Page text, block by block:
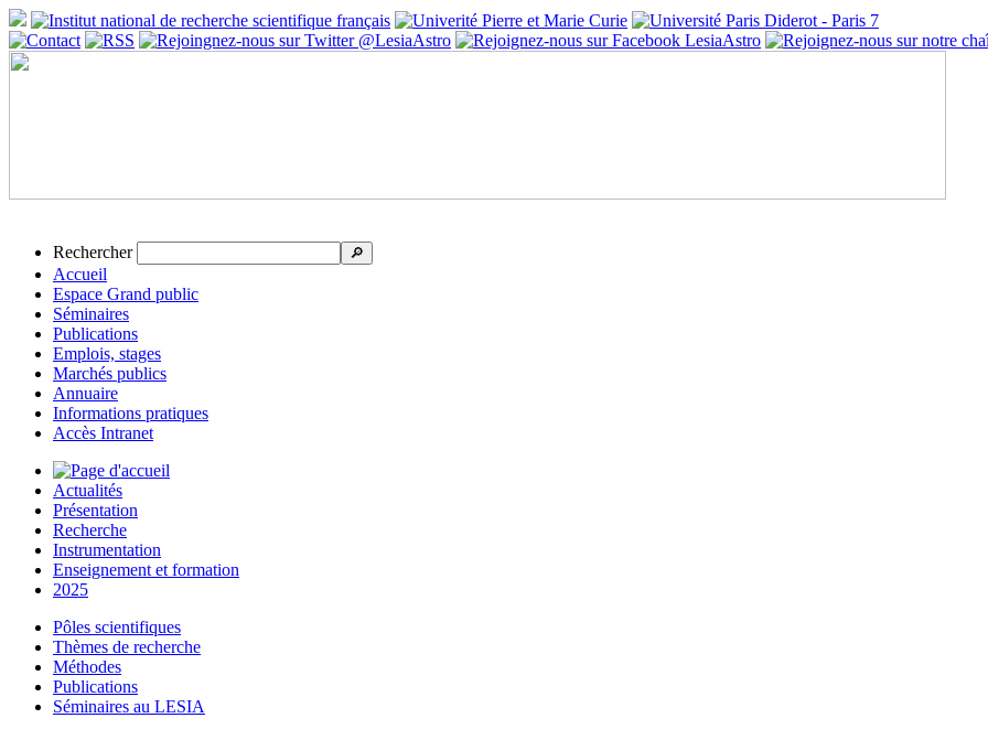
Rechercher 🔎
Accueil
Espace Grand public
Séminaires
Publications
Emplois, stages
Marchés publics
Annuaire
Informations pratiques
Accès Intranet
Actualités
Présentation
Recherche
Instrumentation
Enseignement et formation
2025
Pôles scientifiques
Thèmes de recherche
Méthodes
Publications
Séminaires au LESIA